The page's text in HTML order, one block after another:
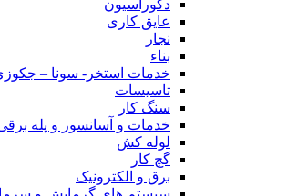
دکوراسیون
عایق کاری
نجار
بناء
خدمات استخر- سونا –
تاسیسات
سنگ کار
خدمات و آسانسور و پله
لوله کش
گچ کار
برق و الکترونیک